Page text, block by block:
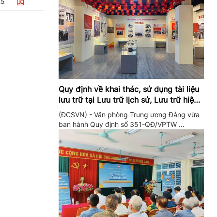
Quy định về khai thác, sử dụng tài liệu
lưu trữ tại Lưu trữ lịch sử, Lưu trữ hiện
hành của Trung ương Đảng và Văn
phòng Trung ương Đảng
(ĐCSVN) - Văn phòng Trung ương Đảng vừa
ban hành Quy định số 351-QĐ/VPTW ...